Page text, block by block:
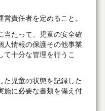
責任者を定めること。
たって、児童の安全確
人情報の保護その他事業
て十分な管理を行うこ
児童の状態を記録した
施に必要な書類を備え付